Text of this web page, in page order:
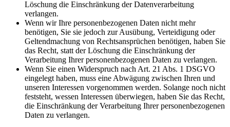
Löschung die Einschränkung der Datenverarbeitung
verlangen.
Wenn wir Ihre personenbezogenen Daten nicht mehr
benötigen, Sie sie jedoch zur Ausübung, Verteidigung oder
Geltendmachung von Rechtsansprüchen benötigen, haben Sie
das Recht, statt der Löschung die Einschränkung der
Verarbeitung Ihrer personenbezogenen Daten zu verlangen.
Wenn Sie einen Widerspruch nach Art. 21 Abs. 1 DSGVO
eingelegt haben, muss eine Abwägung zwischen Ihren und
unseren Interessen vorgenommen werden. Solange noch nicht
feststeht, wessen Interessen überwiegen, haben Sie das Recht,
die Einschränkung der Verarbeitung Ihrer personenbezogenen
Daten zu verlangen.